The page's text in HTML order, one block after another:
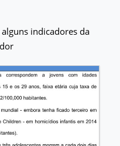
indicadores da